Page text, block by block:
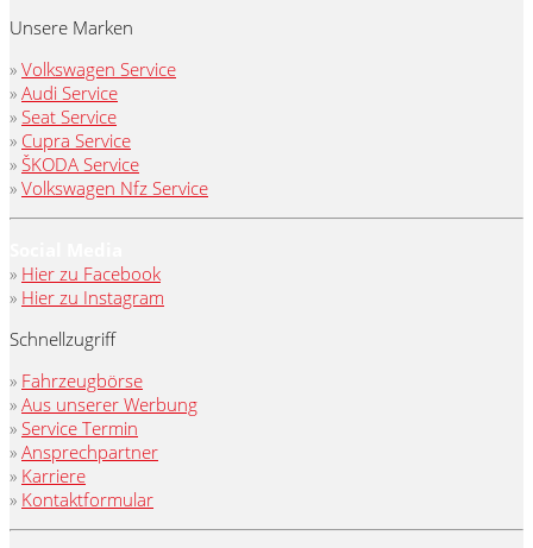
Unsere Marken
» Volkswagen Service
» Audi Service
» Seat Service
» Cupra Service
» ŠKODA Service
» Volkswagen Nfz Service
» Hier zu Facebook
» Hier zu Instagram
Schnellzugriff
» Fahrzeugbörse
» Aus unserer Werbung
» Service Termin
» Ansprechpartner
» Karriere
» Kontaktformular